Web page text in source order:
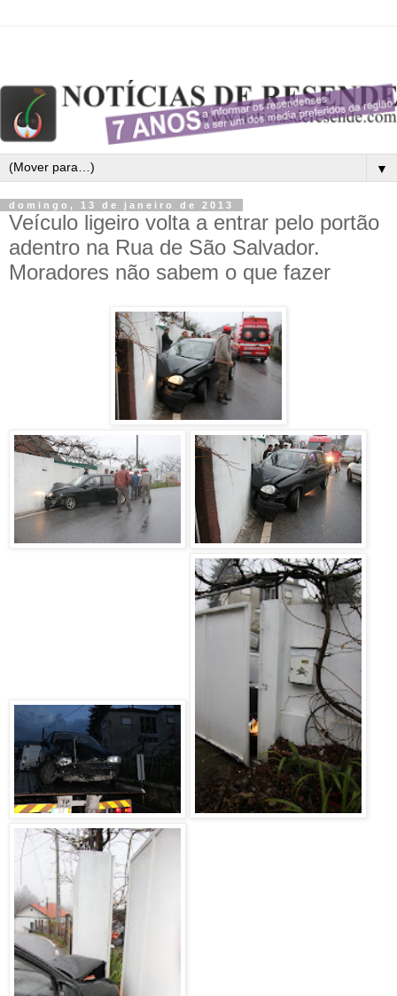
▼
domingo, 13 de janeiro de 2013
Veículo ligeiro volta a entrar pelo portão
adentro na Rua de São Salvador.
Moradores não sabem o que fazer